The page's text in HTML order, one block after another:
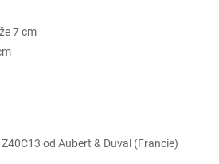
7 cm
od Aubert & Duval (Francie)